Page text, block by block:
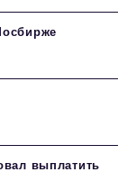
выплатить